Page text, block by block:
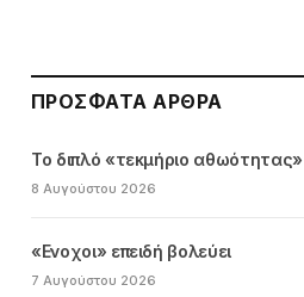
ΠΡΌΣΦΑΤΑ ΆΡΘΡΑ
Το διπλό «τεκμήριο αθωότητας»
8 Αυγούστου 2026
«Ενοχοι» επειδή βολεύει
7 Αυγούστου 2026